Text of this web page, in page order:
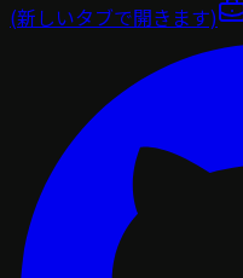
(新しいタブで開きます)